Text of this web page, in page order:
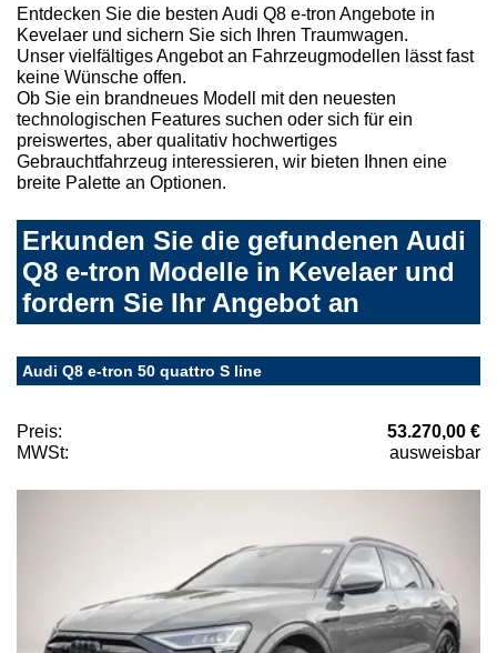
Entdecken Sie die besten Audi Q8 e-tron Angebote in
Kevelaer und sichern Sie sich Ihren Traumwagen.
Unser vielfältiges Angebot an Fahrzeugmodellen lässt fast
keine Wünsche offen.
Ob Sie ein brandneues Modell mit den neuesten
technologischen Features suchen oder sich für ein
preiswertes, aber qualitativ hochwertiges
Gebrauchtfahrzeug interessieren, wir bieten Ihnen eine
breite Palette an Optionen.
Erkunden Sie die gefundenen Audi
Q8 e-tron Modelle in Kevelaer und
fordern Sie Ihr Angebot an
Audi Q8 e-tron 50 quattro S line
Preis:
53.270,00 €
MWSt:
ausweisbar